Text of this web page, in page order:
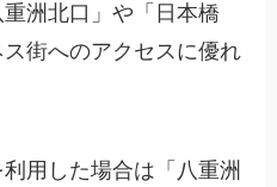
洲北口」や「日本橋
街へのアクセスに優れ
用した場合は「八重洲